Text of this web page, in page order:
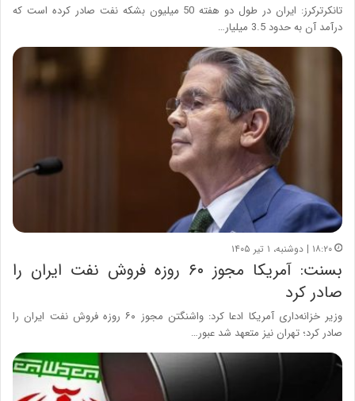
تانکرترکرز: ایران در طول دو هفته 50 میلیون بشکه نفت صادر کرده است که
درآمد آن به حدود 3.5 میلیار…
۱۸:۲۰ | دوشنبه، ۱ تیر ۱۴۰۵
بسنت: آمریکا مجوز ۶۰ روزه فروش نفت ایران را
صادر کرد
وزیر خزانه‌داری آمریکا ادعا کرد: واشنگتن مجوز ۶۰ روزه فروش نفت ایران را
صادر کرد؛ تهران نیز متعهد شد عبور…